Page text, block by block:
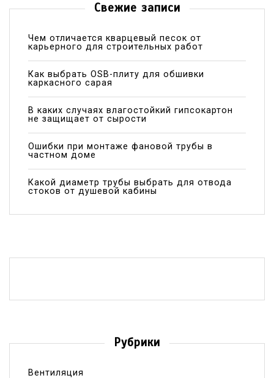
Свежие записи
Чем отличается кварцевый песок от
карьерного для строительных работ
Как выбрать OSB-плиту для обшивки
каркасного сарая
В каких случаях влагостойкий гипсокартон
не защищает от сырости
Ошибки при монтаже фановой трубы в
частном доме
Какой диаметр трубы выбрать для отвода
стоков от душевой кабины
Рубрики
Вентиляция